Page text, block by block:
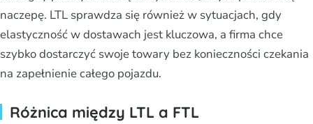
naczepę. LTL sprawdza się również w sytuacjach, gdy
elastyczność w dostawach jest kluczowa, a firma chce
szybko dostarczyć swoje towary bez konieczności czekania
na zapełnienie całego pojazdu.
Różnica między LTL a FTL